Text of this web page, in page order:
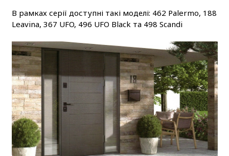
В рамках серії доступні такі моделі: 462 Palermo, 188
Leavina, 367 UFO, 496 UFO Black та 498 Scandi